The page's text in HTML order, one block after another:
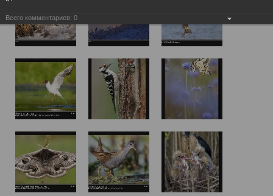
Всего комментариев: 0